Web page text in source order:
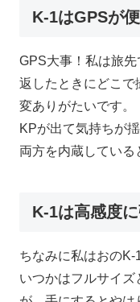
K-1はGPSが
GPS大事！私は旅
返したときにどこで
変ありがたいです。
KPが出て気持ちが
両方を内蔵している
K-1は高感度
ちなみに私はおのK-
いつかはフルサイ